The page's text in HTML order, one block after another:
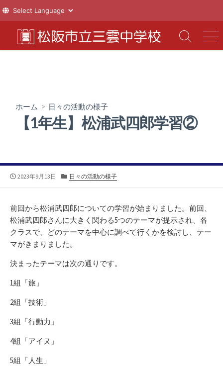
テ
検
索
メ
ニ
ホーム > 日々の活動の様子
【1年生】松浦武四郎学習②
公
2023年9月13日
カ
リ
ー
日々の活動の様子
前回から松浦武四郎についての学習が始まりました。前回、
松浦武四郎さんに大きく関わる5つのテーマが提示され、各
クラスで、どのテーマを中心に調べて行くかを検討し、テー
マがきまりました。
決まったテーマは次の通りです。
1組「旅」
2組「技術」
3組「行動力」
4組「アイヌ」
5組「人生」